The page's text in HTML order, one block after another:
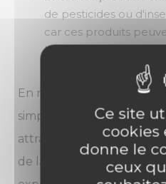
de pesticides ou
car ces produits
les oiseaux et les
En mettant en place ces
simples, vous pourrez
attrayant pour les
de la ville. Cela enrichira
Ce site
cookies
donne le
ceux